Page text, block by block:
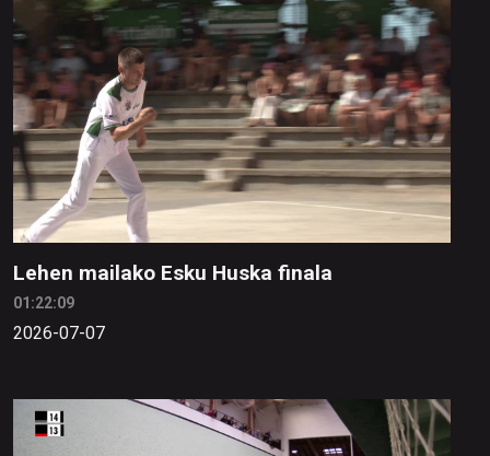
Lehen mailako Esku Huska finala
01:22:09
2026-07-07